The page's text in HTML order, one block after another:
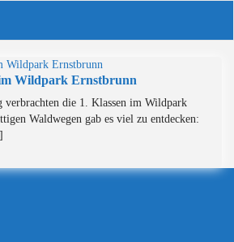
Wildpark Ernstbrunn
verbrachten die 1. Klassen im Wildpark
Waldwegen gab es viel zu entdecken: